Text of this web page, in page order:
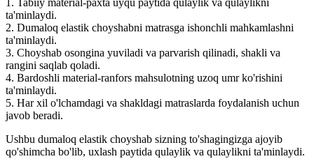
ta'minlaydi.
2. Dumaloq elastik choyshabni matrasga ishonchli mahkamlashni
ta'minlaydi.
3. Choyshab osongina yuviladi va parvarish qilinadi, shakli va
rangini saqlab qoladi.
4. Bardoshli material-ranfors mahsulotning uzoq umr ko'rishini
ta'minlaydi.
5. Har xil o'lchamdagi va shakldagi matraslarda foydalanish uchun
javob beradi.
Ushbu dumaloq elastik choyshab sizning to'shagingizga ajoyib
qo'shimcha bo'lib, uxlash paytida qulaylik va qulaylikni ta'minlaydi.